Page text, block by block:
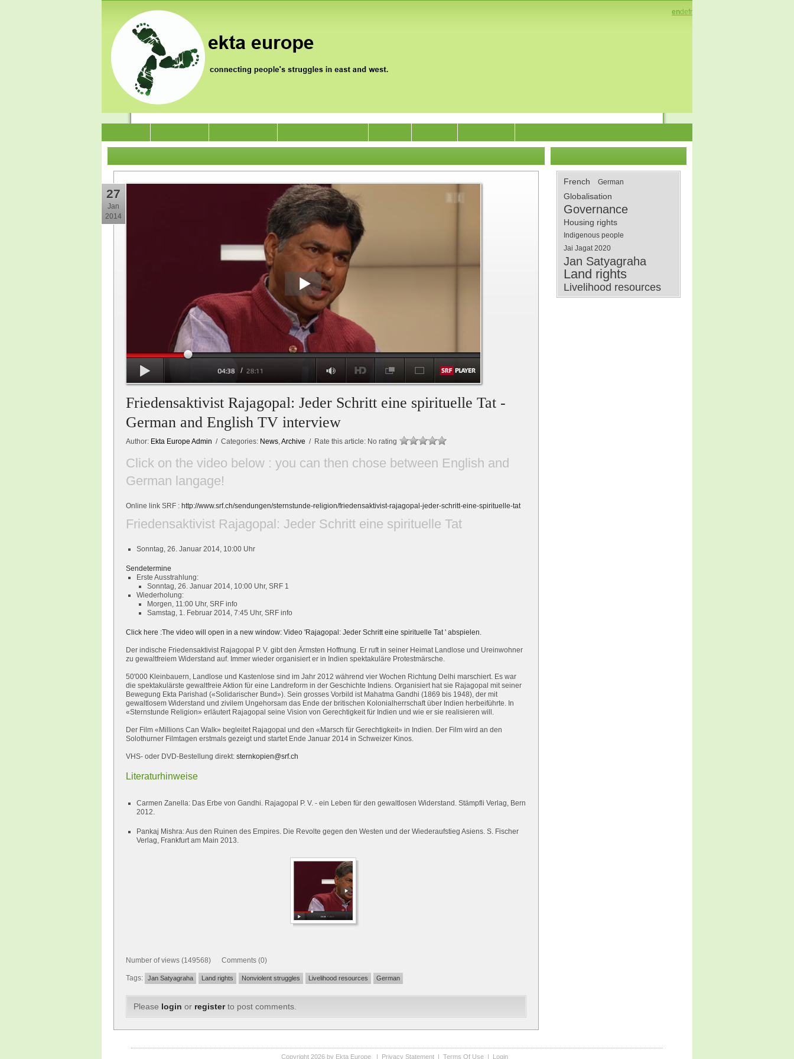
endefr
27
Jan
2014
Friedensaktivist Rajagopal: Jeder Schritt eine spirituelle Tat -
German and English TV interview
Author: Ekta Europe Admin / Categories: News,Archive / Rate this article: No rating
Click on the video below : you can then chose between English and
German langage!
Online link SRF : http://www.srf.ch/sendungen/sternstunde-religion/friedensaktivist-rajagopal-jeder-schritt-eine-spirituelle-tat
Friedensaktivist Rajagopal: Jeder Schritt eine spirituelle Tat
Sonntag, 26. Januar 2014, 10:00 Uhr
Sendetermine
Erste Ausstrahlung:
Sonntag, 26. Januar 2014, 10:00 Uhr, SRF 1
Wiederholung:
Morgen, 11:00 Uhr, SRF info
Samstag, 1. Februar 2014, 7:45 Uhr, SRF info
Click here :The video will open in a new window: Video 'Rajagopal: Jeder Schritt eine spirituelle Tat ' abspielen.
Der indische Friedensaktivist Rajagopal P. V. gibt den Ärmsten Hoffnung. Er ruft in seiner Heimat Landlose und Ureinwohner
zu gewaltfreiem Widerstand auf. Immer wieder organisiert er in Indien spektakuläre Protestmärsche.
50'000 Kleinbauern, Landlose und Kastenlose sind im Jahr 2012 während vier Wochen Richtung Delhi marschiert. Es war
die spektakulärste gewaltfreie Aktion für eine Landreform in der Geschichte Indiens. Organisiert hat sie Rajagopal mit seiner
Bewegung Ekta Parishad («Solidarischer Bund»). Sein grosses Vorbild ist Mahatma Gandhi (1869 bis 1948), der mit
gewaltlosem Widerstand und zivilem Ungehorsam das Ende der britischen Kolonialherrschaft über Indien herbeiführte. In
«Sternstunde Religion» erläutert Rajagopal seine Vision von Gerechtigkeit für Indien und wie er sie realisieren will.
Der Film «Millions Can Walk» begleitet Rajagopal und den «Marsch für Gerechtigkeit» in Indien. Der Film wird an den
Solothurner Filmtagen erstmals gezeigt und startet Ende Januar 2014 in Schweizer Kinos.
VHS- oder DVD-Bestellung direkt: sternkopien@srf.ch
Literaturhinweise
Carmen Zanella: Das Erbe von Gandhi. Rajagopal P. V. - ein Leben für den gewaltlosen Widerstand. Stämpfli Verlag, Bern
2012.
Pankaj Mishra: Aus den Ruinen des Empires. Die Revolte gegen den Westen und der Wiederaufstieg Asiens. S. Fischer
Verlag, Frankfurt am Main 2013.
Number of views (149568) Comments (0)
Tags: Jan Satyagraha Land rights Nonviolent struggles Livelihood resources German
Please login or registerto post comments.
French German
Globalisation
Governance
Housing rights
Indigenous people
Jai Jagat 2020
Jan Satyagraha
Land rights
Livelihood resources
Copyright 2026 by Ekta Europe| Privacy Statement| Terms Of Use| Login